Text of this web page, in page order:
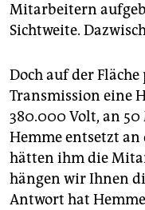
Mitarbeitern
Sichtweite.
Doch auf der
Transmission eine
380.000 Volt, an 50
Hemme entsetzt
hätten ihm die
hängen wir Ihnen
Antwort hat